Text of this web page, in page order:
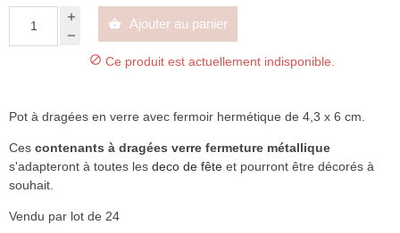
 Ajouter au panier
 Ce produit est actuellement indisponible.
Pot à dragées en verre avec fermoir hermétique de 4,3 x 6 cm.
Ces contenants à dragées verre fermeture métallique
s'adapteront à toutes les deco de fête et pourront être décorés à
souhait.
Vendu par lot de 24